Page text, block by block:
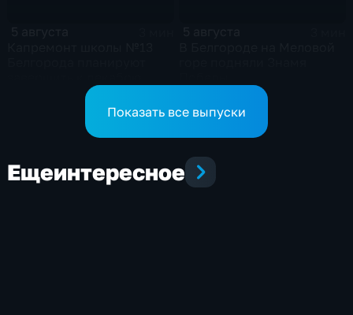
Показать все выпуски
Ещеинтересное